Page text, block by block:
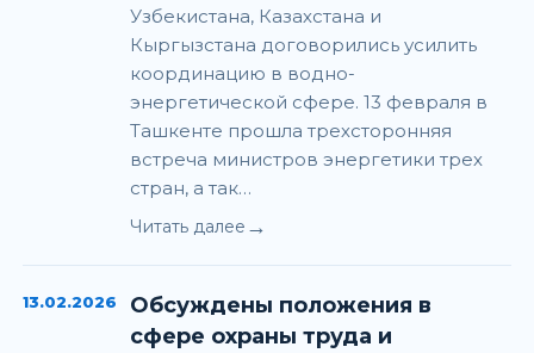
Узбекистана, Казахстана и
Кыргызстана договорились усилить
координацию в водно-
энергетической сфере. 13 февраля в
Ташкенте прошла трехсторонняя
встреча министров энергетики трех
стран, а так…
Читать далее →
13.02.2026
Обсуждены положения в
сфере охраны труда и